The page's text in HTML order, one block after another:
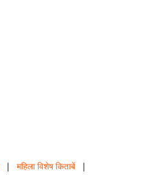
| महिला विशेष किताबें |